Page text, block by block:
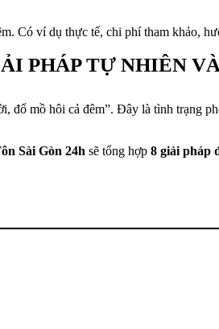
Có ví dụ thực tế, chi phí tham khảo,
PHÁP TỰ NHIÊN
đổ mồ hôi cả đêm”. Đây là tình trạng
Sài Gòn 24h sẽ tổng hợp 8 giải pháp